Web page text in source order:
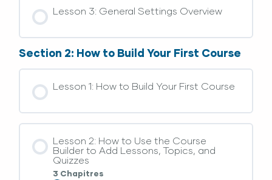
Lesson 3: General Settings Overview
Section 2: How to Build Your First Course
Lesson 1: How to Build Your First Course
Lesson 2: How to Use the Course
Builder to Add Lessons, Topics, and
Quizzes
3 Chapitres